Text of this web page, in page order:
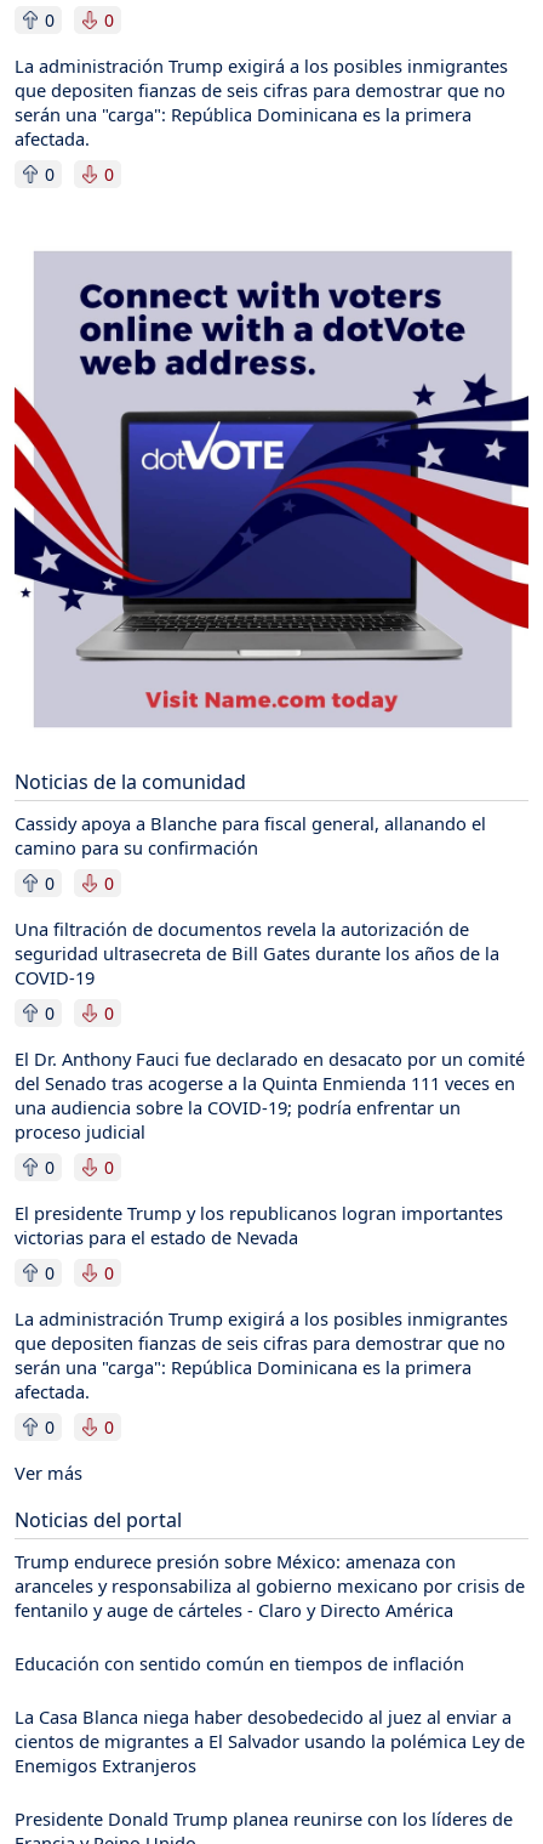
0 0
La administración Trump exigirá a los posibles inmigrantes
que depositen fianzas de seis cifras para demostrar que no
serán una "carga": República Dominicana es la primera
afectada.
0 0
Noticias de la comunidad
Cassidy apoya a Blanche para fiscal general, allanando el
camino para su confirmación
0 0
Una filtración de documentos revela la autorización de
seguridad ultrasecreta de Bill Gates durante los años de la
COVID-19
0 0
El Dr. Anthony Fauci fue declarado en desacato por un comité
del Senado tras acogerse a la Quinta Enmienda 111 veces en
una audiencia sobre la COVID-19; podría enfrentar un
proceso judicial
0 0
El presidente Trump y los republicanos logran importantes
victorias para el estado de Nevada
0 0
La administración Trump exigirá a los posibles inmigrantes
que depositen fianzas de seis cifras para demostrar que no
serán una "carga": República Dominicana es la primera
afectada.
0 0
Ver más
Noticias del portal
Trump endurece presión sobre México: amenaza con
aranceles y responsabiliza al gobierno mexicano por crisis de
fentanilo y auge de cárteles - Claro y Directo América
Educación con sentido común en tiempos de inflación
La Casa Blanca niega haber desobedecido al juez al enviar a
cientos de migrantes a El Salvador usando la polémica Ley de
Enemigos Extranjeros
Presidente Donald Trump planea reunirse con los líderes de